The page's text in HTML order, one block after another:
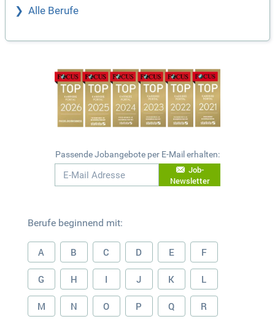
Alle Berufe
Passende Jobangebote per E-Mail erhalten:
Job-
Newsletter
Berufe beginnend mit:
A B C D E F
G H I J K L
M N O P Q R